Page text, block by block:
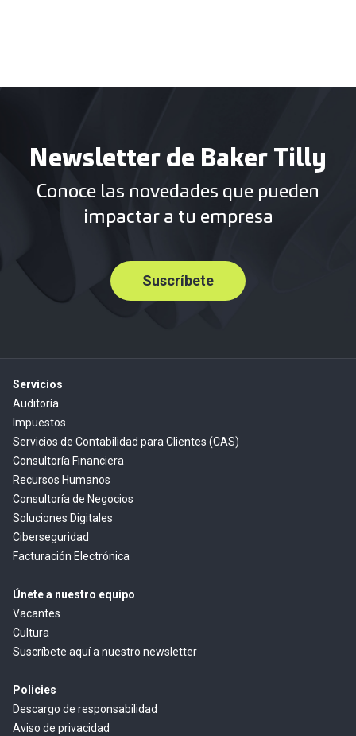
Newsletter de Baker Tilly
Conoce las novedades que pueden
impactar a tu empresa
Suscríbete
Servicios
Auditoría
Impuestos
Servicios de Contabilidad para Clientes (CAS)
Consultoría Financiera
Recursos Humanos
Consultoría de Negocios
Soluciones Digitales
Ciberseguridad
Facturación Electrónica
Únete a nuestro equipo
Vacantes
Cultura
Suscríbete aquí a nuestro newsletter
Policies
Descargo de responsabilidad
Aviso de privacidad